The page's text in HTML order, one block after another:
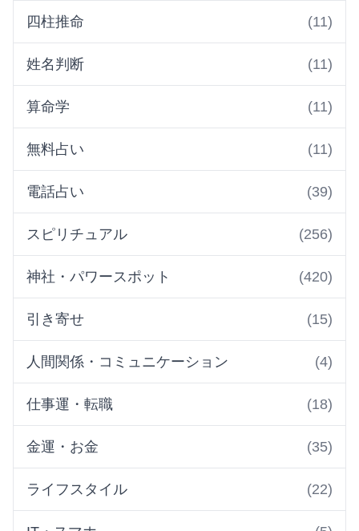
四柱推命 (11)
姓名判断 (11)
算命学 (11)
無料占い (11)
電話占い (39)
スピリチュアル (256)
神社・パワースポット (420)
引き寄せ (15)
人間関係・コミュニケーション (4)
仕事運・転職 (18)
金運・お金 (35)
ライフスタイル (22)